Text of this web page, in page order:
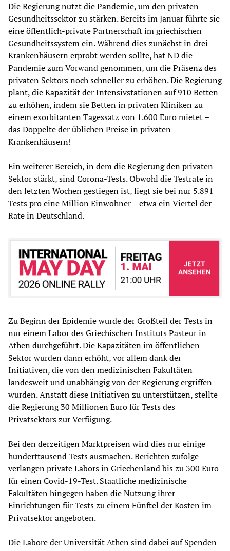
Die Regierung nutzt die Pandemie, um den privaten
Gesundheitssektor zu stärken. Bereits im Januar führte sie
eine öffentlich-private Partnerschaft im griechischen
Gesundheitssystem ein. Während dies zunächst in drei
Krankenhäusern erprobt werden sollte, hat ND die
Pandemie zum Vorwand genommen, um die Präsenz des
privaten Sektors noch schneller zu erhöhen. Die Regierung
plant, die Kapazität der Intensivstationen auf 910 Betten
zu erhöhen, indem sie Betten in privaten Kliniken zu
einem exorbitanten Tagessatz von 1.600 Euro mietet –
das Doppelte der üblichen Preise in privaten
Krankenhäusern!
Ein weiterer Bereich, in dem die Regierung den privaten
Sektor stärkt, sind Corona-Tests. Obwohl die Testrate in
den letzten Wochen gestiegen ist, liegt sie bei nur 5.891
Tests pro eine Million Einwohner – etwa ein Viertel der
Rate in Deutschland.
Zu Beginn der Epidemie wurde der Großteil der Tests in
nur einem Labor des Griechischen Instituts Pasteur in
Athen durchgeführt. Die Kapazitäten im öffentlichen
Sektor wurden dann erhöht, vor allem dank der
Initiativen, die von den medizinischen Fakultäten
landesweit und unabhängig von der Regierung ergriffen
wurden. Anstatt diese Initiativen zu unterstützen, stellte
die Regierung 30 Millionen Euro für Tests des
Privatsektors zur Verfügung.
Bei den derzeitigen Marktpreisen wird dies nur einige
hunderttausend Tests ausmachen. Berichten zufolge
verlangen private Labors in Griechenland bis zu 300 Euro
für einen Covid-19-Test. Staatliche medizinische
Fakultäten hingegen haben die Nutzung ihrer
Einrichtungen für Tests zu einem Fünftel der Kosten im
Privatsektor angeboten.
Die Labore der Universität Athen sind dabei auf Spenden